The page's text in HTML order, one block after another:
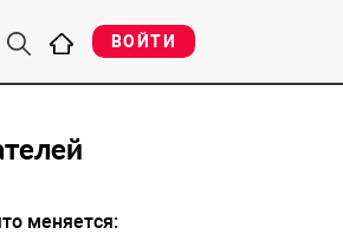
ВОЙТИ
меняется: